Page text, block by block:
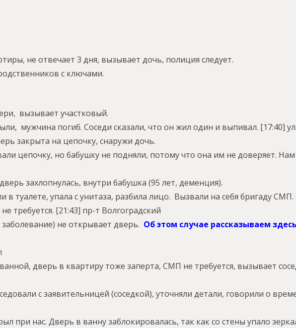
не отвечает 3 дня, вызывает дочь, полиция следует.
с ключами.
вызывает участковый.
мужчина погиб. Соседи сказали, что он жил один и выпивал. [17:40]
закрыта на цепочку, снаружи дочь.
цепочку, но бабушку не подняли, потому что она им не доверяет.
захлопнулась, внутри бабушка (95 лет, деменция).
в туалете, упала с унитаза, разбила лицо. Вызвали на себя бригаду
требуется. [21:43] пр-т Волгоградский
не открывает дверь. Об этом случае рассказываем
дверь в квартиру тоже заперта, СМП не требуется, вызывает
с заявительницей (соседкой), уточняли детали, говорили о
при нас. Дверь в ванну заблокировалась, так как со стены упало